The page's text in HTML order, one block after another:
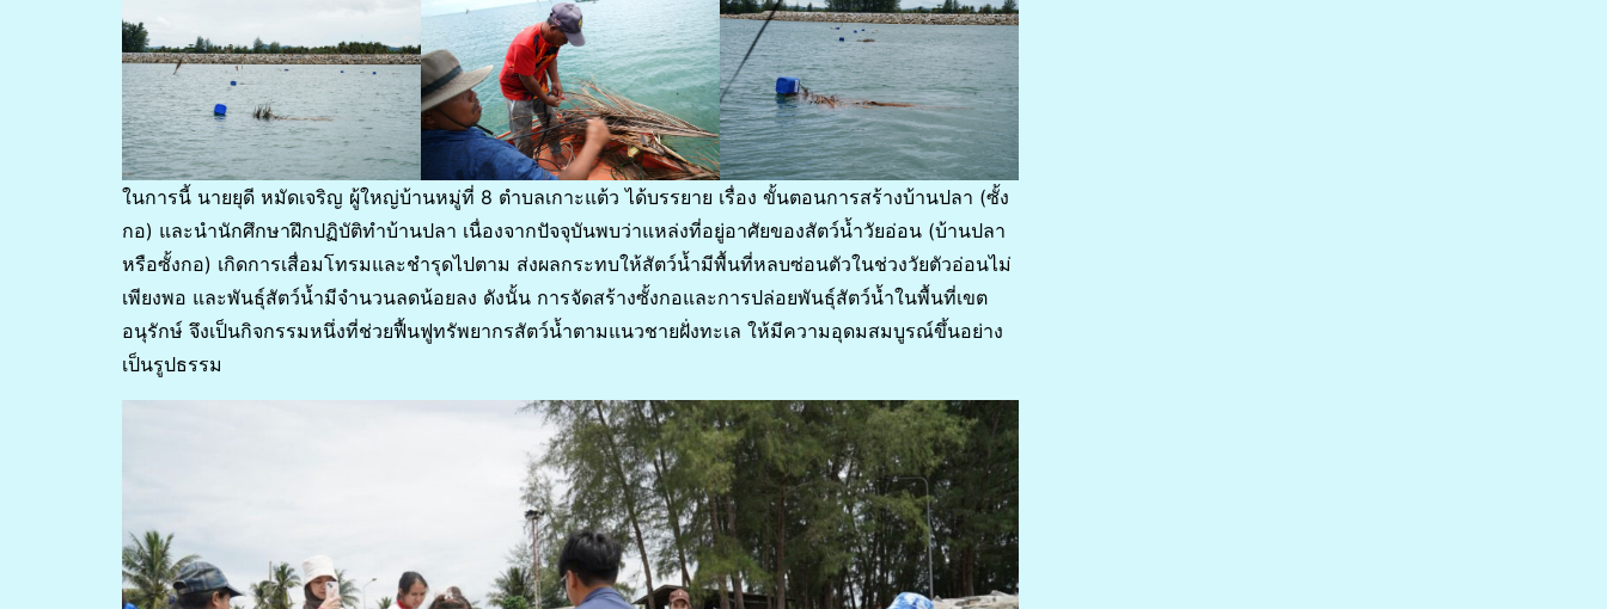
ในการนี้ นายยุดี หมัดเจริญ ผู้ใหญ่บ้านหมู่ที่ 8 ตำบลเกาะแต้ว ได้บรรยาย เรื่อง ขั้นตอนการสร้างบ้านปลา (ซั้ง
กอ) และนำนักศึกษาฝึกปฏิบัติทำบ้านปลา เนื่องจากปัจจุบันพบว่าแหล่งที่อยู่อาศัยของสัตว์น้ำวัยอ่อน (บ้านปลา
หรือซั้งกอ) เกิดการเสื่อมโทรมและชำรุดไปตาม ส่งผลกระทบให้สัตว์น้ำมีพื้นที่หลบซ่อนตัวในช่วงวัยตัวอ่อนไม่
เพียงพอ และพันธุ์สัตว์น้ำมีจำนวนลดน้อยลง ดังนั้น การจัดสร้างซั้งกอและการปล่อยพันธุ์สัตว์น้ำในพื้นที่เขต
อนุรักษ์ จึงเป็นกิจกรรมหนึ่งที่ช่วยฟื้นฟูทรัพยากรสัตว์น้ำตามแนวชายฝั่งทะเล ให้มีความอุดมสมบูรณ์ขึ้นอย่าง
เป็นรูปธรรม